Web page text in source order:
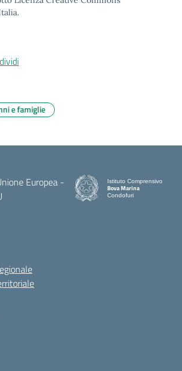
e famiglie
Istituto Comprensivo
Bova Marina
Condofuri